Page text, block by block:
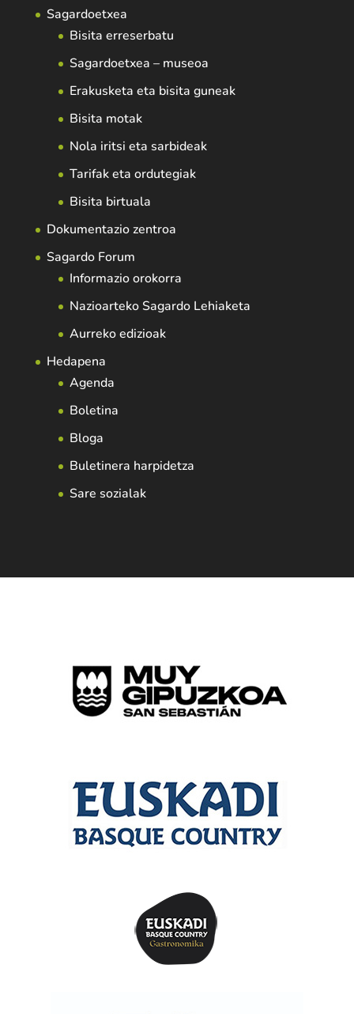
Sagardoetxea
Bisita erreserbatu
Sagardoetxea – museoa
Erakusketa eta bisita guneak
Bisita motak
Nola iritsi eta sarbideak
Tarifak eta ordutegiak
Bisita birtuala
Dokumentazio zentroa
Sagardo Forum
Informazio orokorra
Nazioarteko Sagardo Lehiaketa
Aurreko edizioak
Hedapena
Agenda
Boletina
Bloga
Buletinera harpidetza
Sare sozialak